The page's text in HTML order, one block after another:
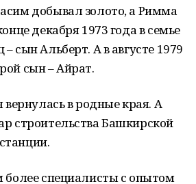
добывал золото, а Римма
декабря 1973 года в семье
сын Альберт. А в августе 1979
сын – Айрат.
вернулась в родные края. А
строительства Башкирской
более специалисты с опытом